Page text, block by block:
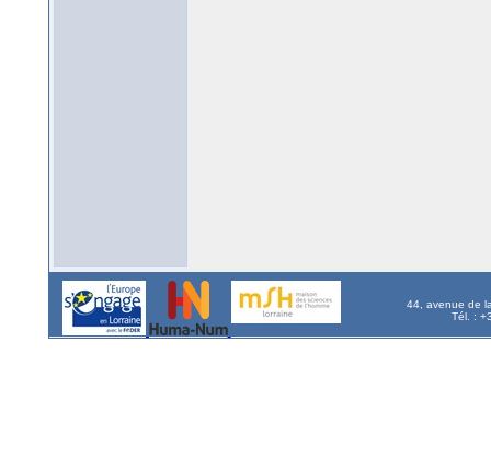
44, avenue de
Tél. :